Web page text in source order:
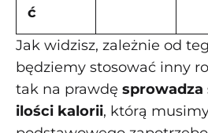
ć
Jak widzisz, zależnie od
będziemy stosować inny
tak na prawdę sprowadza
ilości kalorii, którą